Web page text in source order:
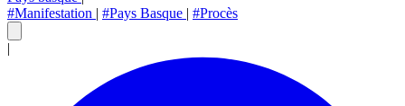
#Manifestation | #Pays Basque | #Procès
|